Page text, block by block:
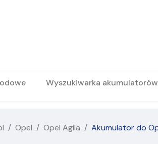
Wyszukiwarka akumulatorów
Opel Opel Agila Akumulator do